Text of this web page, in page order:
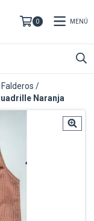
0 MENÚ
Falderos /
Naranja